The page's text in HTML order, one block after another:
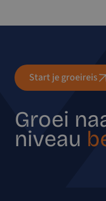
Start je groeireis
Groei
niveau